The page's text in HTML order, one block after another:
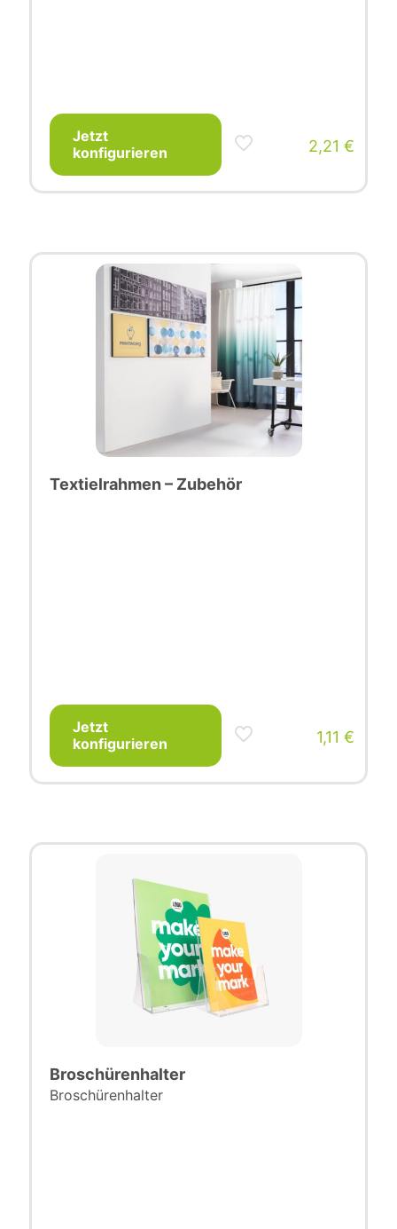
2,21 €
Jetzt
konfigurieren
Textielrahmen – Zubehör
1,11 €
Jetzt
konfigurieren
Broschürenhalter
Broschürenhalter